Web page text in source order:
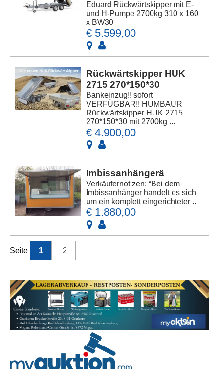
Eduard Rückwärtskipper mit E-
und H-Pumpe 2700kg 310 x 160
x BW30
€ 5.599,00
Rückwärtskipper HUK
2715 270*150*30
Bankeinzug!! sofort
VERFÜGBAR!! HUMBAUR
Rückwärtskipper HUK 2715
270*150*30 mit 2700kg ...
€ 4.900,00
Imbissanhängerä
Verkäufernotizen: “Bei dem
Imbissanhänger handelt es sich
um ein komplett eingerichteter ...
€ 1.880,00
Seite 1 2